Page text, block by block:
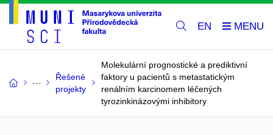
EN
Řešené
projekty
Molekulární prognostické a prediktivní
faktory u pacientů s metastatickým
renálním karcinomem léčených
tyrozinkinázovými inhibitory